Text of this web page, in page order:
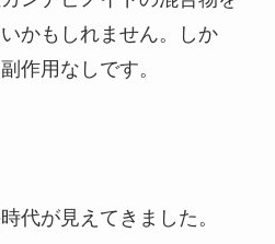
かもしれません。しか
作用なしです。
代が見えてきました。